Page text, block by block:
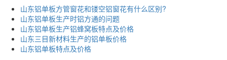
山东铝单板方管窗花和镂空铝窗花有什么区别?
山东铝单板生产时铝方通的问题
山东铝单板生产铝蜂窝板特点及价格
山东三目新材料生产的铝单板价格
山东铝单板特点及价格